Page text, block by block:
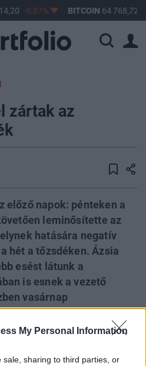
My Personal Information
sale, sharing to third parties, or
-0,87% BITCOIN 64 768,72
zártak az
előző napok: pénteken a
leminősítette az
hatására negatív
hét a tőzsdéken. Ázsia
esést látunk a
is esnek a vezető
vasárnap
is választást
pedig nem volt hiány:
diadalmaskodott